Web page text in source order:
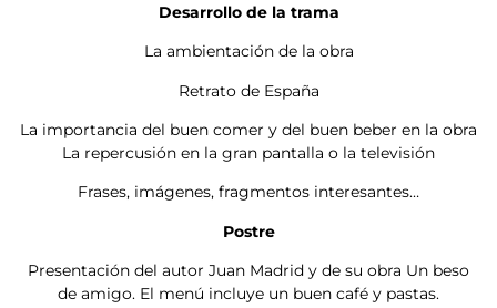
Desarrollo de la trama
La ambientación de la obra
Retrato de España
La importancia del buen comer y del buen beber en la obra
La repercusión en la gran pantalla o la televisión
Frases, imágenes, fragmentos interesantes…
Postre
Presentación del autor Juan Madrid y de su obra Un beso
de amigo. El menú incluye un buen café y pastas.